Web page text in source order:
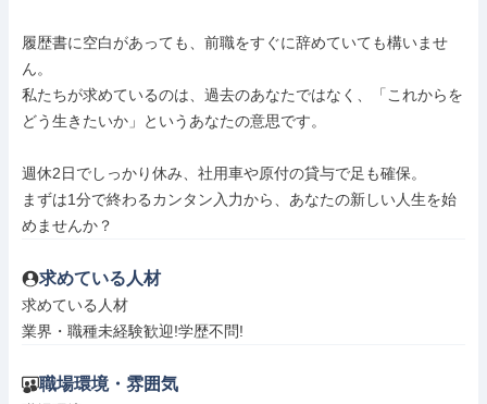
履歴書に空白があっても、前職をすぐに辞めていても構いませ
ん。
私たちが求めているのは、過去のあなたではなく、「これからを
どう生きたいか」というあなたの意思です。
週休2日でしっかり休み、社用車や原付の貸与で足も確保。
まずは1分で終わるカンタン入力から、あなたの新しい人生を始
めませんか？
求めている人材
求めている人材
業界・職種未経験歓迎!学歴不問!
職場環境・雰囲気